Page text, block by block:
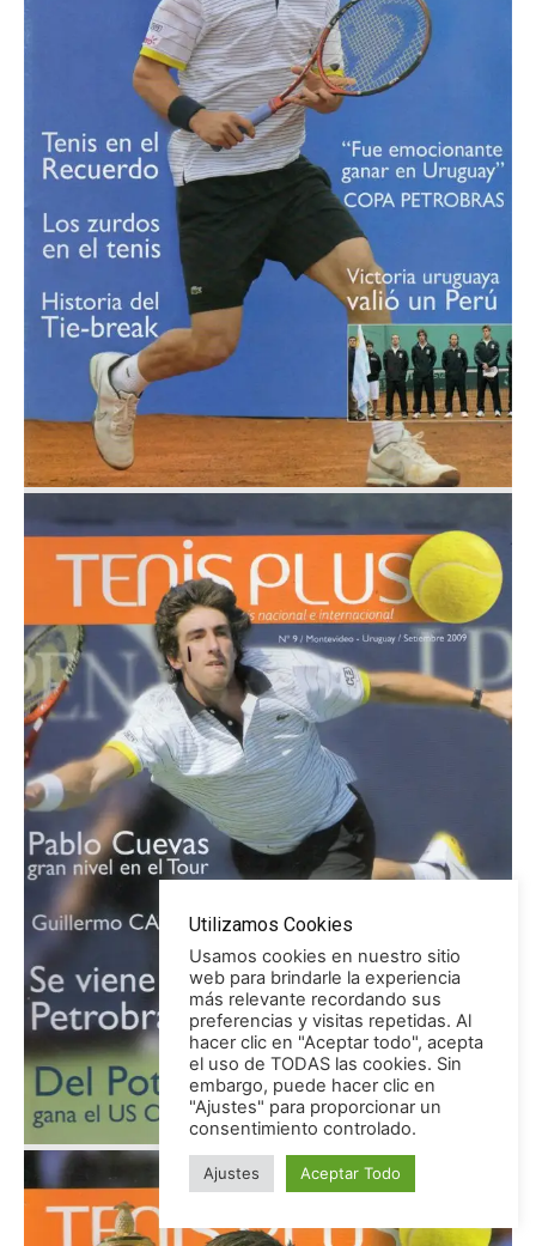
Octubre 2009
Septiembre 2009
Utilizamos Cookies
Usamos cookies en nuestro sitio
web para brindarle la experiencia
más relevante recordando sus
preferencias y visitas repetidas. Al
hacer clic en "Aceptar todo", acepta
el uso de TODAS las cookies. Sin
embargo, puede hacer clic en
"Ajustes" para proporcionar un
consentimiento controlado.
Ajustes Aceptar Todo